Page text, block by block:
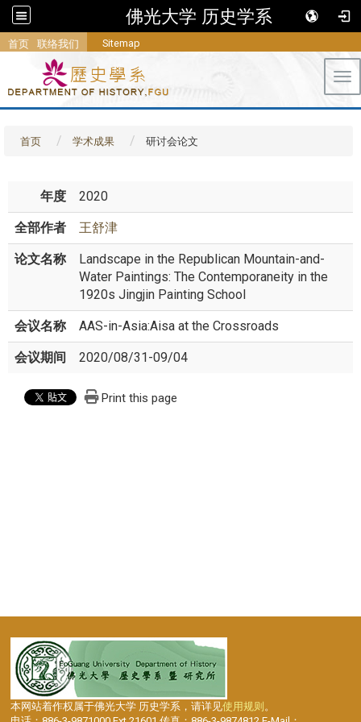
佛光大学 历史学系
首页 联络我们 Sitemap
首页 学术成果 研讨会论文
年度 2020
全部作者 王舒津
论文名称
Landscape in the Republican Mountain-and-
Water Paintings: The Contemporaneity in the
1920s Jingjin Painting School
会议名称 AAS-in-Asia:Aisa at the Crossroads
会议期间 2020/08/31-09/04
Print this page
本网站着作权属于佛光大学 历史学系，请详见使用规则 。